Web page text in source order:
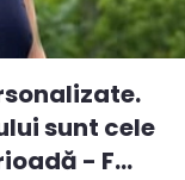
sunt cele
- F...